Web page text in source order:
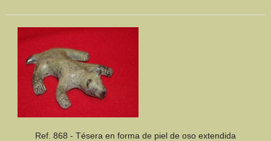
Ref. 868 - Tésera en forma de piel de oso extendida